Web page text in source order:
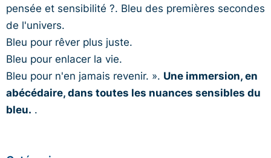
pensée et sensibilité ?. Bleu des premières secondes
de l'univers.
Bleu pour rêver plus juste.
Bleu pour enlacer la vie.
Bleu pour n'en jamais revenir. ». Une immersion, en
abécédaire, dans toutes les nuances sensibles du
bleu. .